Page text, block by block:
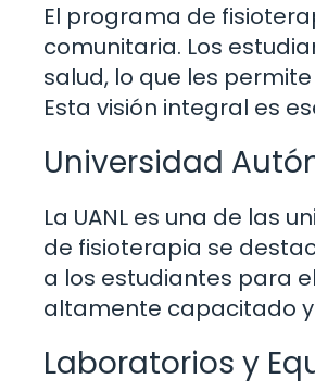
El programa de
comunitaria. Los
salud, lo que les
Esta visión integral es
Universidad
La UANL es una de las
de fisioterapia se
a los estudiantes para
altamente capacitado
Laboratorios y